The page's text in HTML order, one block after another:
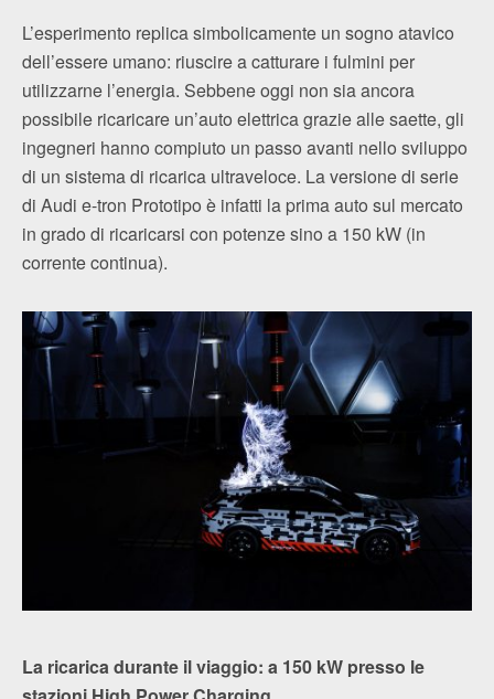
L’esperimento replica simbolicamente un sogno atavico
dell’essere umano: riuscire a catturare i fulmini per
utilizzarne l’energia. Sebbene oggi non sia ancora
possibile ricaricare un’auto elettrica grazie alle saette, gli
ingegneri hanno compiuto un passo avanti nello sviluppo
di un sistema di ricarica ultraveloce. La versione di serie
di Audi e-tron Prototipo è infatti la prima auto sul mercato
in grado di ricaricarsi con potenze sino a 150 kW (in
corrente continua).
La ricarica durante il viaggio: a 150 kW presso le